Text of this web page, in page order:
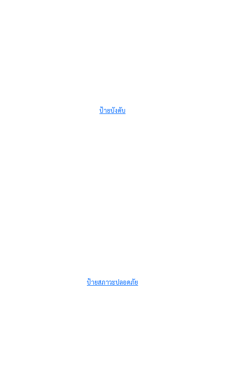
ป้ายบังคับ
ป้ายสภาวะปลอดภัย